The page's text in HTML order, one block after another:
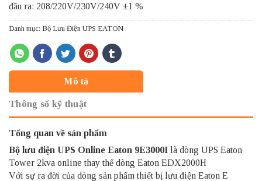
đầu ra: 208/220V/230V/240V ±1 %
Danh mục: Bộ Lưu Điện UPS EATON
Mô tả
Thông số kỹ thuật
Tổng quan về sản phẩm
Bộ lưu điện UPS Online Eaton 9E3000I là dòng UPS Eaton
Tower 2kva online thay thế dòng Eaton EDX2000H
Với sự ra đời của dòng sản phẩm thiết bị lưu điện Eaton E